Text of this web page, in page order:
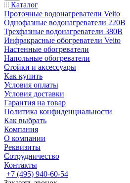
Каталог
Проточные водонагреватели Veito
Однофазные водонагреватели 220В
Трехфазные водонагреватели 380В
Инфракрасные обогреватели Veito
Настенные обогреватели
Напольные обогреватели
Стойки и аксессуары
Как купить
Условия оплаты
Условия доставки
Гарантия на товар
Политика конфиденциальности
Как выбрать
Компания
О компании
Реквизиты
Сотрудничество
Контакты
+7 (495) 940-60-54